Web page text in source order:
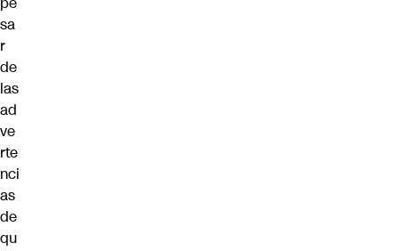
sa
r
de
las
ad
ve
rte
nci
as
de
qu